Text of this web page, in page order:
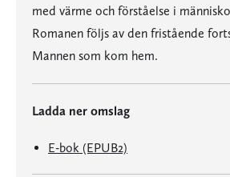
med värme och förståelse i
Romanen följs av den fristående
Mannen som kom hem.
Ladda ner omslag
E-bok (EPUB2)